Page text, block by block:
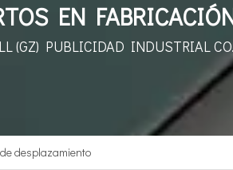
EN
(GZ) PUBLICIDAD INDUSTRIAL
desplazamiento